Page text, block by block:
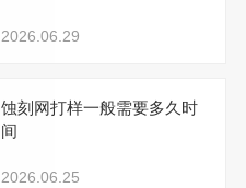
2026.06.29
蚀刻网打样一般需要多久时
间
2026.06.25